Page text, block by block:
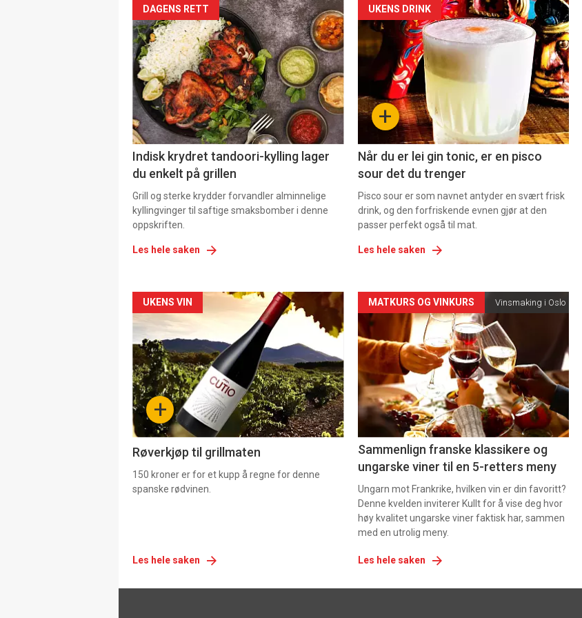
DAGENS RETT
Indisk krydret tandoori-kylling lager
du enkelt på grillen
Grill og sterke krydder forvandler alminnelige
kyllingvinger til saftige smaksbomber i denne
oppskriften.
Les hele saken
Forsiden
akkurat
nå
-
+
UKENS DRINK
Når du er lei gin tonic, er en pisco
sour det du trenger
Pisco sour er som navnet antyder en svært frisk
drink, og den forfriskende evnen gjør at den
passer perfekt også til mat.
Les hele saken
Forsiden
akkurat
nå
-
4 +
UKENS VIN
Røverkjøp til grillmaten
150 kroner er for et kupp å regne for denne
spanske rødvinen.
Les hele saken
Forsiden
akkurat
nå
-
5
MATKURS OG VINKURS Vinsmaking i Oslo
Sammenlign franske klassikere og
ungarske viner til en 5-retters meny
Ungarn mot Frankrike, hvilken vin er din favoritt?
Denne kvelden inviterer Kullt for å vise deg hvor
høy kvalitet ungarske viner faktisk har, sammen
med en utrolig meny.
Les hele saken